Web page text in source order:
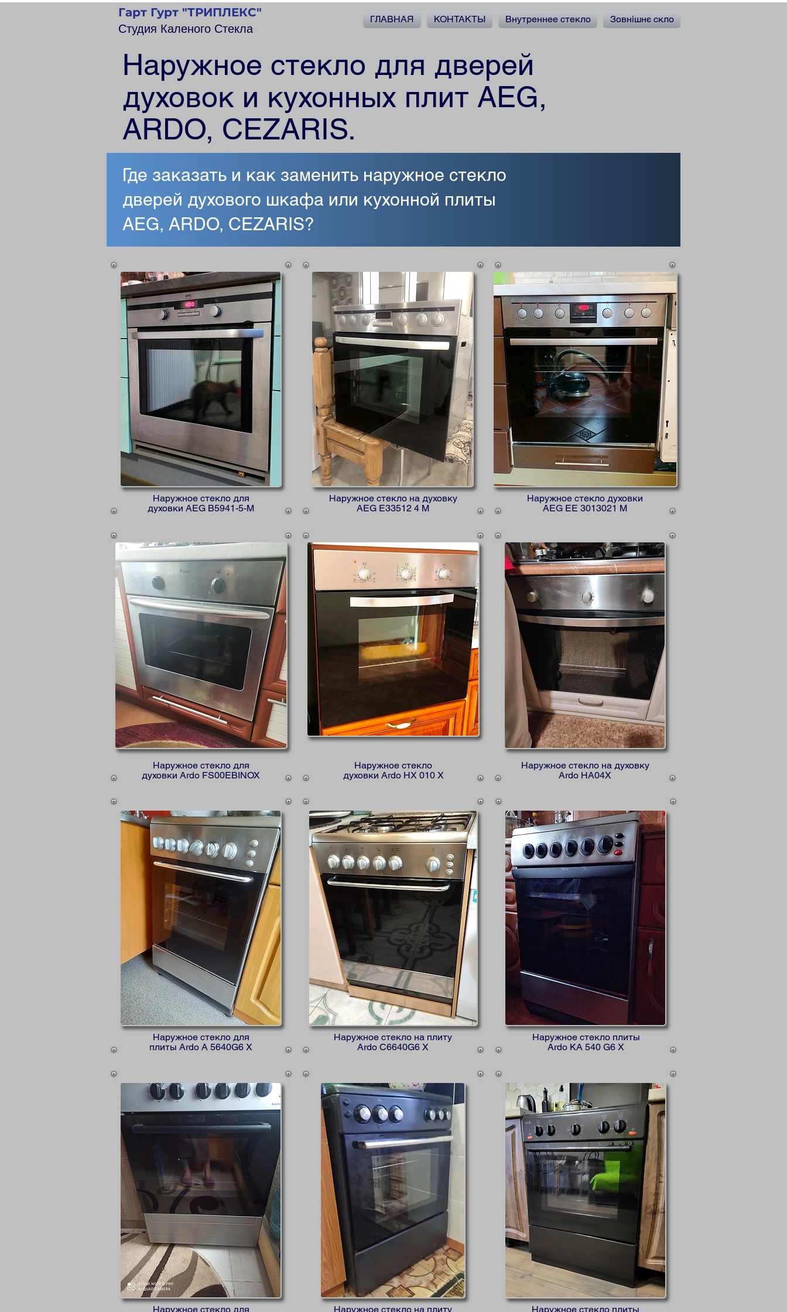
Гарт Гурт "ТРИПЛЕКС"
Студия Каленого Стекла
ГЛАВНАЯ КОНТАКТЫ Внутреннее стекло Зовнішнє скло
Наружное стекло для дверей
духовок и кухонных плит AEG,
ARDO, CEZARIS.
Где заказать и как заменить наружное стекло
дверей духового шкафа или кухонной плиты
AEG, ARDO, CEZARIS?
Наружное стекло для
духовки AEG B5941-5-M
Наружное стекло на духовку
AEG E33512 4 M
Наружное стекло духовки
AEG EE 3013021 M
Наружное стекло для
духовки Ardo FS00EBINOX
Наружное стекло
духовки Ardo HX 010 X
Наружное стекло на духовку
Ardo HA04X
Наружное стекло для
плиты Ardo A 5640G6 X
Наружное стекло на плиту
Ardo C6640G6 X
Наружное стекло плиты
Ardo KA 540 G6 X
Наружное стекло для Наружное стекло на плиту Наружное стекло плиты